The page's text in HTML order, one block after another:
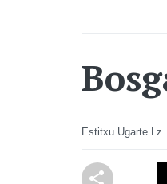
Estitxu Ugarte